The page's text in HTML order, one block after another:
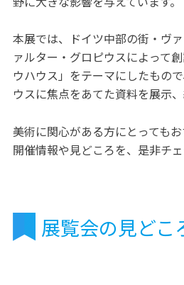
本展では、ドイツ中部の街・ヴ
ァルター・グロピウスによって
ウハウス」をテーマにしたもの
ウスに焦点をあてた資料を展示、
美術に関心がある方にとっても
開催情報や見どころを、是非チ
展覧会の見どこ